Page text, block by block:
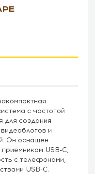
с частотой
для создания
и
Он оснащен
USB-C,
с телефонами,
USB-C.